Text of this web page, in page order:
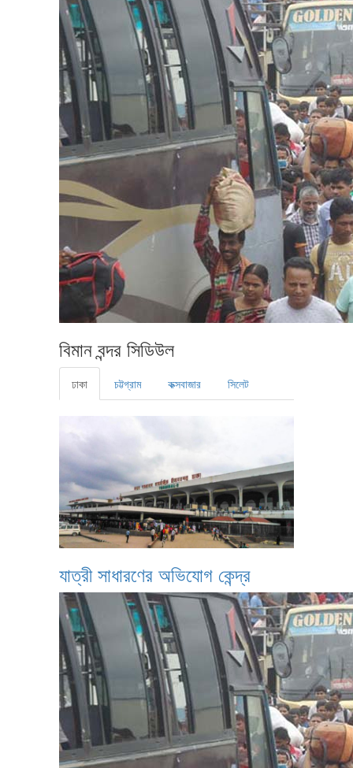
বিমান বন্দর সিডিউল
ঢাকা চট্টগ্রাম কক্সবাজার সিলেট
যাত্রী সাধারণের অভিযোগ কেন্দ্র